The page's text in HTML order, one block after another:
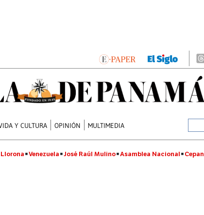
Y CULTURA OPINIÓN MULTIMEDIA
Venezuela José Raúl Mulino Asamblea Nacional